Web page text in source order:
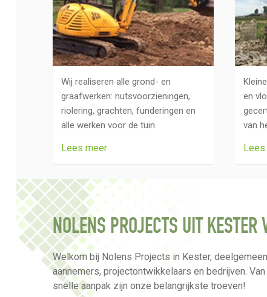
Wij realiseren alle grond- en
graafwerken: nutsvoorzieningen,
riolering, grachten, funderingen en
alle werken voor de tuin.
Lees meer
en
van
NOLENS PROJECTS UIT
Welkom bij Nolens Projects in Kester,
aannemers, projectontwikkelaars en bedrijven.
snelle aanpak zijn onze belangrijkste troeven!